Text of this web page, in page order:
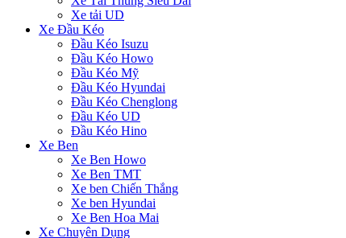
Xe tải UD
Xe Đầu Kéo
Đầu Kéo Isuzu
Đầu Kéo Howo
Đầu Kéo Mỹ
Đầu Kéo Hyundai
Đầu Kéo Chenglong
Đầu Kéo UD
Đầu Kéo Hino
Xe Ben
Xe Ben Howo
Xe Ben TMT
Xe ben Chiến Thắng
Xe ben Hyundai
Xe Ben Hoa Mai
Xe Chuyên Dụng